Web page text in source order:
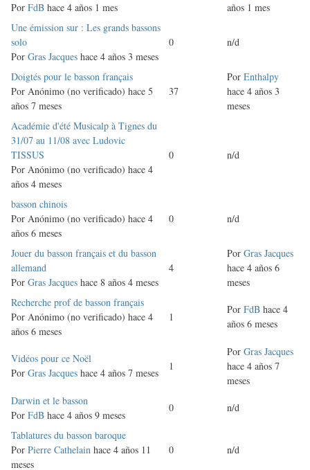
Por FdB hace 4 años 1 mes
años 1 mes
Discusión
normal
Une émission sur : Les grands bassons
solo
Por Gras Jacques hace 4 años 3 meses
0 n/d
Discusión
normal
Doigtés pour le basson français
Por Anónimo (no verificado) hace 5
años 7 meses
37
Por Enthalpy
hace 4 años 3
meses
Discusión
normal
Académie d'été Musicalp à Tignes du
31/07 au 11/08 avec Ludovic
TISSUS
Por Anónimo (no verificado) hace 4
años 4 meses
0 n/d
Discusión
normal
basson chinois
Por Anónimo (no verificado) hace 4
años 6 meses
0 n/d
Discusión
normal
Jouer du basson français et du basson
allemand
Por Gras Jacques hace 8 años 4 meses
4
Por Gras Jacques
hace 4 años 6
meses
Discusión
normal
Recherche prof de basson français
Por Anónimo (no verificado) hace 4
años 6 meses
1
Por FdB hace 4
años 6 meses
Discusión
normal
Vidéos pour ce Noël
Por Gras Jacques hace 4 años 7 meses
1
Por Gras Jacques
hace 4 años 7
meses
Discusión
normal
Darwin et le basson
Por FdB hace 4 años 9 meses
0 n/d
Discusión
normal
Tablatures du basson baroque
Por Pierre Cathelain hace 4 años 11
meses
0 n/d